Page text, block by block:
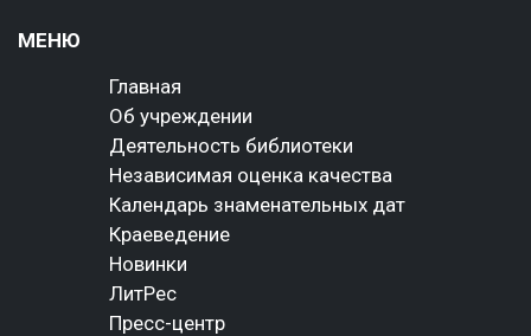
МЕНЮ
Главная
Об учреждении
Деятельность библиотеки
Независимая оценка качества
Календарь знаменательных дат
Краеведение
Новинки
ЛитРес
Пресс-центр